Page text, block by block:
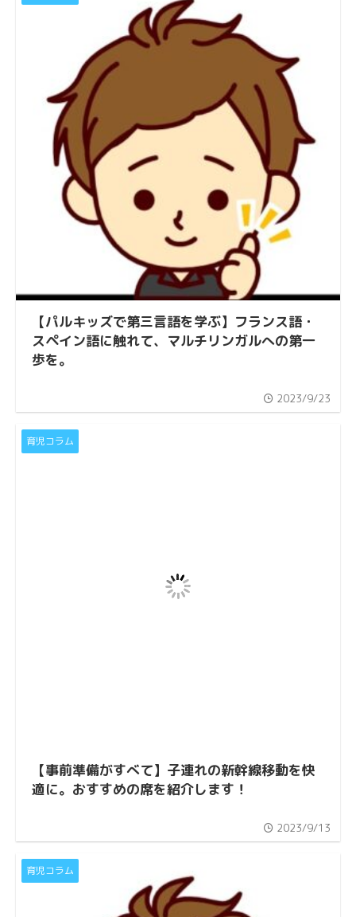
【パルキッズで第三言語を学ぶ】フランス語・
スペイン語に触れて、マルチリンガルへの第一
歩を。
2023/9/23
育児コラム
【事前準備がすべて】子連れの新幹線移動を快
適に。おすすめの席を紹介します！
2023/9/13
育児コラム